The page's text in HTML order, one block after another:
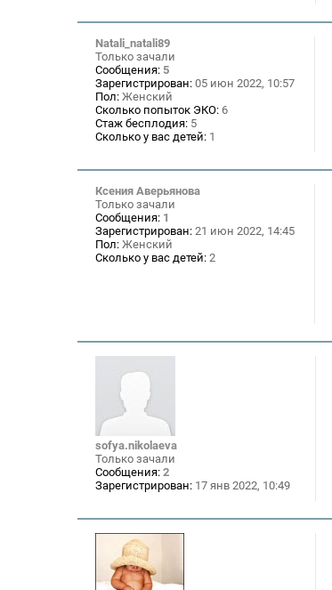
Natali_natali89
Только зачали
Сообщения: 5
Зарегистрирован: 05 июн 2022, 10:57
Пол: Женский
Сколько попыток ЭКО: 6
Стаж бесплодия: 5
Сколько у вас детей: 1
Ксения Аверьянова
Только зачали
Сообщения: 1
Зарегистрирован: 21 июн 2022, 14:45
Пол: Женский
Сколько у вас детей: 2
sofya.nikolaeva
Только зачали
Сообщения: 2
Зарегистрирован: 17 янв 2022, 10:49